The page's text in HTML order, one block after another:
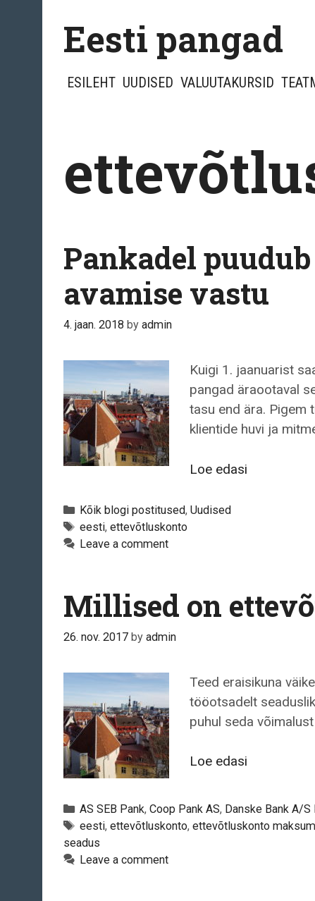
content
Eesti pangad
ESILEHT UUDISED VALUUTAKURSID
Pankadel
avamise vastu
4. jaan. 2018 by admin
Kuigi 1. jaanuarist
pangad äraootaval
tasu end ära. Pigem
klientide huvi ja
Loe edasiPankadel
Categories
Kõik blogi postitused, Uudised
Tags
eesti, ettevõtluskonto
Leave a comment
Millised on
26. nov. 2017 by admin
Teed eraisikuna
tööotsadelt
puhul seda
Loe edasiMillised
Categories
AS SEB Pank, Coop Pank AS, Danske Bank A/S
Tags
eesti, ettevõtluskonto, ettevõtluskonto
seadus
Leave a comment